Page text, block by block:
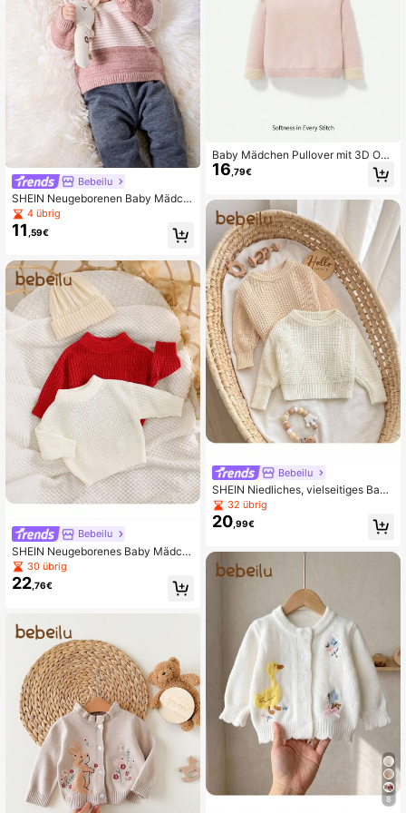
Bebeilu
SHEIN Neugeborenen Baby Mädch
en kuscheliger gestreifter Langarm
Sweatshirt, vielseitig einsetzbar für
Herbst und Winter
4 übrig
11 ,59€
Bebeilu
SHEIN Neugeborenes Baby Mädch
en süßer vielseitiger einfarbiger Lan
garm-Pullover, Herbst/Winter
30 übrig
22 ,76€
Baby Mädchen Pullover mit 3D Ohr
Design, Raglanärmeln, Kapuze
16 ,79€
Bebeilu
SHEIN Niedliches, vielseitiges Baby
Mädchen Pullover in Unifarbe mit L
angarm, Herbst/Winter
32 übrig
20,99€
8